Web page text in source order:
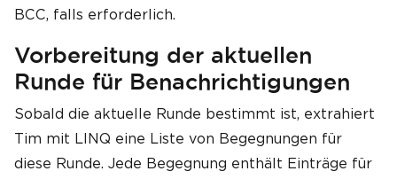
BCC, falls erforderlich.
Vorbereitung der aktuellen
Runde für Benachrichtigungen
Sobald die aktuelle Runde bestimmt ist, extrahiert
Tim mit LINQ eine Liste von Begegnungen für
diese Runde. Jede Begegnung enthält Einträge für